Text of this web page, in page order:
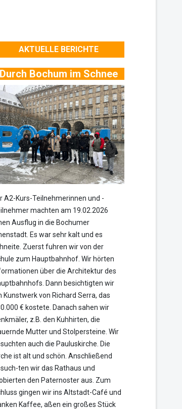
AKTUELLE BERICHTE
Durch Bochum im Schnee
A2-Kurs-Teilnehmerinnen und -
machten am 19.02.2026
Ausflug in die Bochumer
Es war sehr kalt und es
Zuerst fuhren wir von der
zum Hauptbahnhof. Wir hörten
über die Architektur des
Dann besichtigten wir
Kunstwerk von Richard Serra, das
€ kostete. Danach sahen wir
z.B. den Kuhhirten, die
Mutter und Stolpersteine. Wir
auch die Pauluskirche. Die
ist alt und schön. Anschließend
ten wir das Rathaus und
den Paternoster aus. Zum
gingen wir ins Altstadt-Café und
Kaffee, aßen ein großes Stück